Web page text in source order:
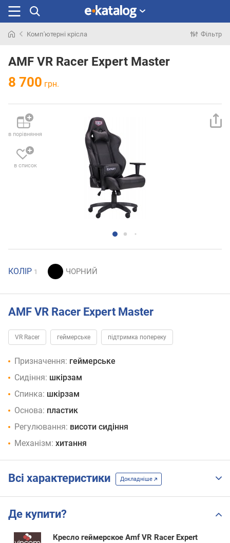
раніше
Комп'ютерні крісла Фільтр
AMF VR Racer Expert Master
8 700 грн.
в порівняння
в список
КОЛІР 1
AMF VR Racer Expert Master
VR Racer геймерське підтримка попереку
Призначення: геймерське
Сидіння: шкірзам
Спинка: шкірзам
Основа: пластик
Регулювання: висоти сидіння
Механізм: хитання
Всі характеристики Докладніше
Де купити?
Кресло геймерское Amf VR Racer Expert